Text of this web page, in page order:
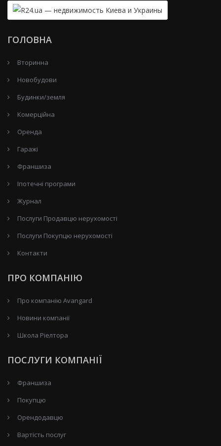
ГОЛОВНА
Вторинна
Новобудови
Будинки/земля
Комерційна
Оренда
Гаражі
Франшиза
Іпотечні програми
Журнал
Послуги Продавцю нерухомості
Послуги Покупцю нерухомості
Контакти
ПРО КОМПАНІЮ
Про компанію Avangard
Новини компанії
Школа Ріелтора
ПОСЛУГИ КОМПАНІЇ
Франшиза
Покупцю
Орендодавцю
Вартість послуг